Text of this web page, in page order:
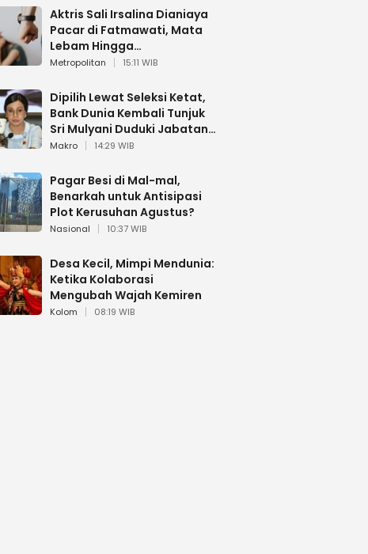
Aktris Sali Irsalina Dianiaya
Pacar di Fatmawati, Mata
Lebam Hingga
Diselamatkan Polantas
Metropolitan 15:11 WIB
Dipilih Lewat Seleksi Ketat,
Bank Dunia Kembali Tunjuk
Sri Mulyani Duduki Jabatan
Strategis
Makro 14:29 WIB
Pagar Besi di Mal-mal,
Benarkah untuk Antisipasi
Plot Kerusuhan Agustus?
Nasional 10:37 WIB
Desa Kecil, Mimpi Mendunia:
Ketika Kolaborasi
Mengubah Wajah Kemiren
Kolom 08:19 WIB